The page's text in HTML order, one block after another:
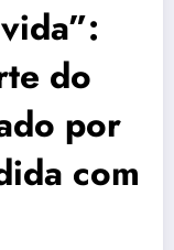
do
por
com